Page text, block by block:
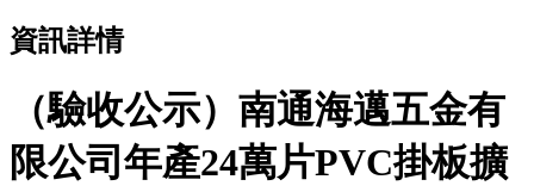
資訊詳情
（驗收公示）南通海邁五金有
限公司年產24萬片PVC掛板擴